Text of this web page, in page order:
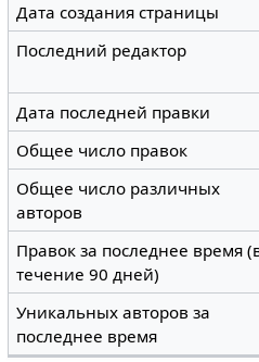
Дата создания страницы
Последний редактор
Дата последней правки
Общее число правок
Общее число различных
авторов
Правок за последнее время
течение 90 дней)
Уникальных авторов за
последнее время